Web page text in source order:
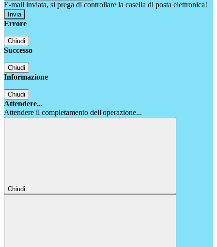
E-mail inviata, si prega di controllare la casella di posta elettronica!
Errore
Chiudi
Successo
Chiudi
Informazione
Chiudi
Attendere...
Attendere il completamento dell'operazione...
Chiudi